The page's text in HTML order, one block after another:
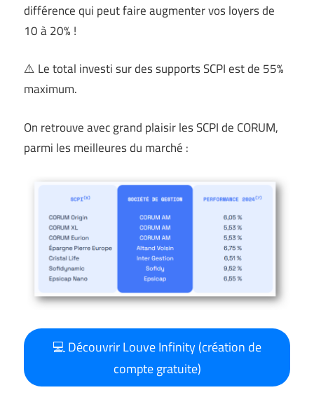
différence qui peut faire augmenter vos loyers de
10 à 20% !
⚠️ Le total investi sur des supports SCPI est de 55%
maximum.
On retrouve avec grand plaisir les SCPI de CORUM,
parmi les meilleures du marché :
💻 Découvrir Louve Infinity (création de
compte gratuite)